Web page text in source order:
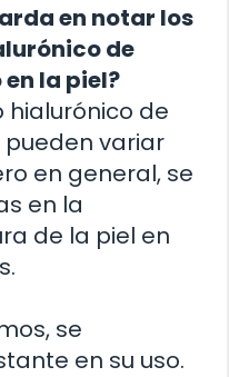
en notar los
de
la piel?
hialurónico de
variar
en general, se
en la
de la piel en
se
en su uso.